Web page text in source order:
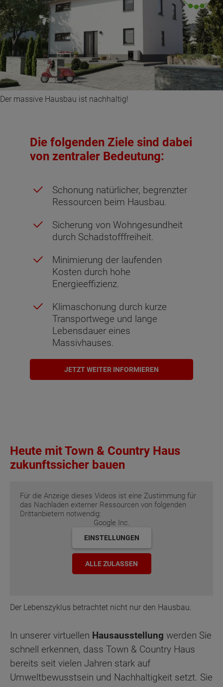
Der massive Hausbau ist nachhaltig!
Die folgenden Ziele sind dabei
von zentraler Bedeutung:
Schonung natürlicher, begrenzter
Ressourcen beim Hausbau.
Sicherung von Wohngesundheit
durch Schadstofffreiheit.
Minimierung der laufenden
Kosten durch hohe
Energieeffizienz.
Klimaschonung durch kurze
Transportwege und lange
Lebensdauer eines
Massivhauses.
JETZT WEITER INFORMIEREN
Heute mit Town & Country Haus
zukunftssicher bauen
Für die Anzeige dieses Videos ist eine Zustimmung für
das Nachladen externer Ressourcen von folgenden
Drittanbietern notwendig:
Google Inc.
EINSTELLUNGEN
ALLE ZULASSEN
Der Lebenszyklus betrachtet nicht nur den Hausbau.
In unserer virtuellen Hausausstellung werden Sie
schnell erkennen, dass Town & Country Haus
bereits seit vielen Jahren stark auf
Umweltbewusstsein und Nachhaltigkeit setzt. Sie